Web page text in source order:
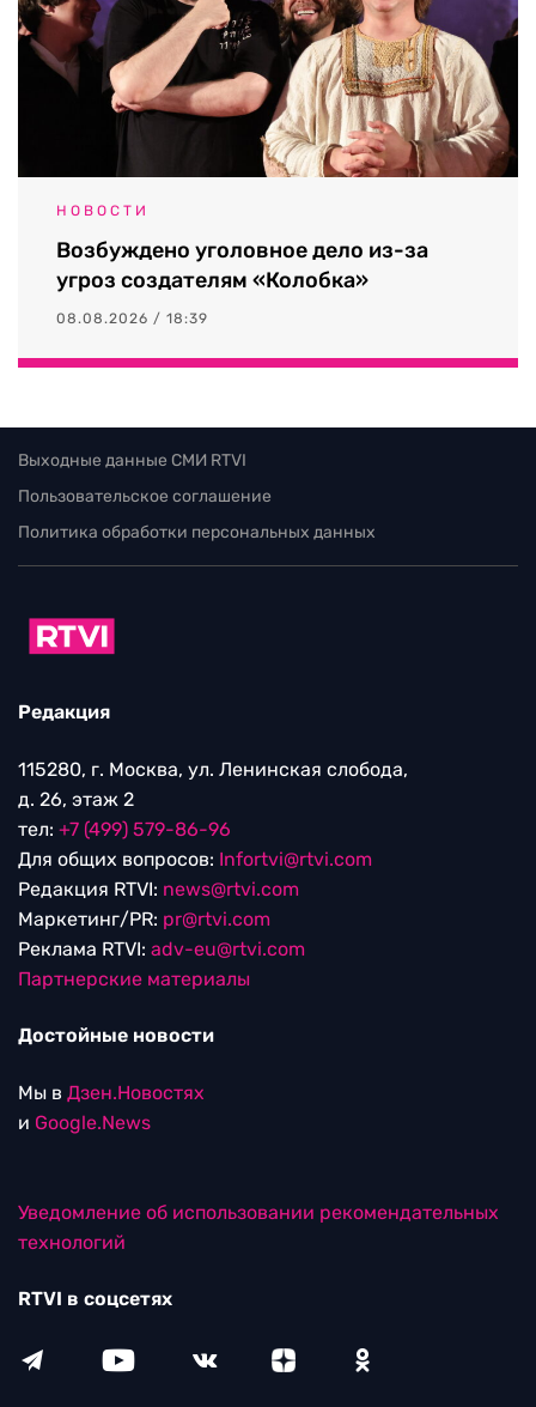
НОВОСТИ
Возбуждено уголовное дело из-за
угроз создателям «Колобка»
08.08.2026 / 18:39
Выходные данные СМИ RTVI
Пользовательское соглашение
Политика обработки персональных данных
Редакция
115280, г. Москва, ул. Ленинская слобода,
д. 26, этаж 2
тел: +7 (499) 579-86-96
Для общих вопросов: Infortvi@rtvi.com
Редакция RTVI: news@rtvi.com
Маркетинг/PR: pr@rtvi.com
Реклама RTVI: adv-eu@rtvi.com
Партнерские материалы
Достойные новости
Мы в Дзен.Новостях
и Google.News
Уведомление об использовании рекомендательных
технологий
RTVI в соцсетях